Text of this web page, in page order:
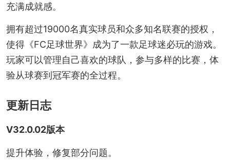
充满成就感。
拥有超过19000名真实球员和众多知名联赛的授权，
使得《FC足球世界》成为了一款足球迷必玩的游戏。
玩家可以管理自己喜欢的球队，参与多样的比赛，体
验从球赛到冠军赛的全过程。
更新日志
V32.0.02版本
提升体验，修复部分问题。